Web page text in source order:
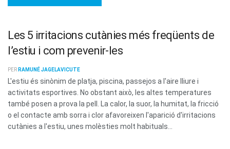
Les 5 irritacions cutànies més freqüents de
l’estiu i com prevenir-les
PER RAMUNÉ JAGELAVICUTE
L'estiu és sinònim de platja, piscina, passejos a l'aire lliure i
activitats esportives. No obstant això, les altes temperatures
també posen a prova la pell. La calor, la suor, la humitat, la fricció
o el contacte amb sorra i clor afavoreixen l'aparició d'irritacions
cutànies a l'estiu, unes molèsties molt habituals...